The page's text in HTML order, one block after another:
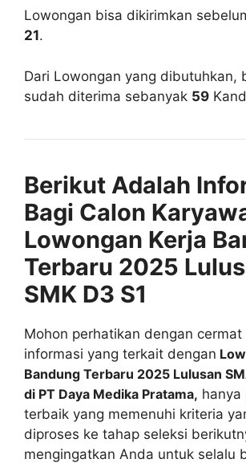
Lowongan bisa dikirimkan
21.
Dari Lowongan yang dibutuhkan,
sudah diterima sebanyak 59
Berikut Adalah
Bagi Calon
Lowongan Kerja
Terbaru 2025
SMK D3 S1
Mohon perhatikan dengan cermat
informasi yang terkait dengan
Bandung Terbaru 2025 Lulusan
di PT Daya Medika Pratama, hanya
terbaik yang memenuhi kriteria
diproses ke tahap seleksi
mengingatkan Anda untuk selalu